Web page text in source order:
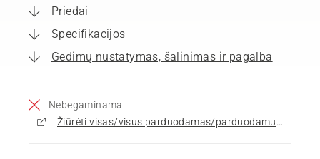
Priedai
Specifikacijos
Gedimų nustatymas, šalinimas ir pagalba
Nebegaminama
Žiūrėti visas/visus parduodamas/parduodamus Grandininiai pjūklai